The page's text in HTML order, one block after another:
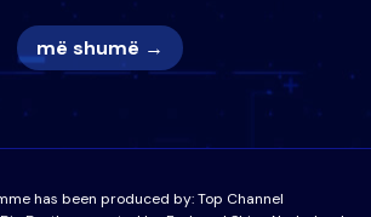
më shumë →
has been produced by:Top Channel